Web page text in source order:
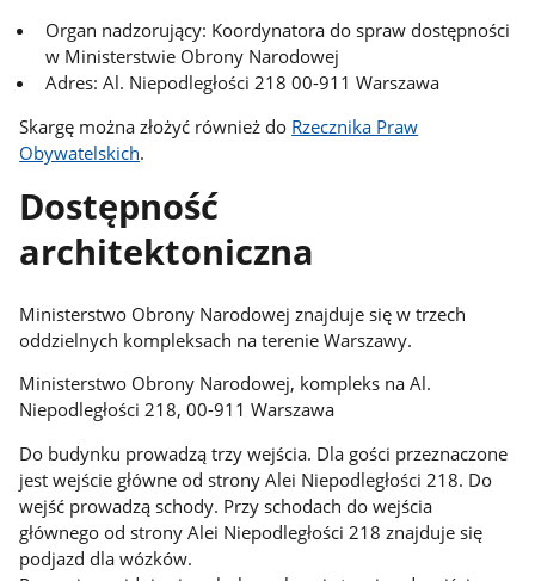
Organ nadzorujący: Koordynatora do spraw dostępności
w Ministerstwie Obrony Narodowej
Adres: Al. Niepodległości 218 00-911 Warszawa
Skargę można złożyć również do Rzecznika Praw
Obywatelskich.
Dostępność
architektoniczna
Ministerstwo Obrony Narodowej znajduje się w trzech
oddzielnych kompleksach na terenie Warszawy.
Ministerstwo Obrony Narodowej, kompleks na Al.
Niepodległości 218, 00-911 Warszawa
Do budynku prowadzą trzy wejścia. Dla gości przeznaczone
jest wejście główne od strony Alei Niepodległości 218. Do
wejść prowadzą schody. Przy schodach do wejścia
głównego od strony Alei Niepodległości 218 znajduje się
podjazd dla wózków.